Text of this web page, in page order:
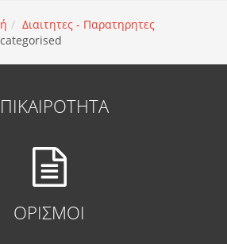
Διαιτητες - Παρατηρητες
ΟΡΙΣΜΟΙ